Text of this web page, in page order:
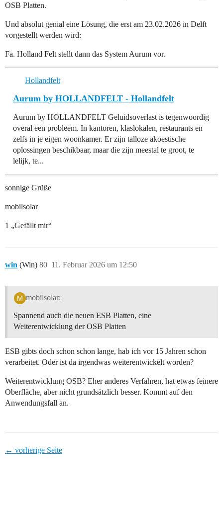
OSB Platten.
Und absolut genial eine Lösung, die erst am 23.02.2026 in Delft
vorgestellt werden wird:
Fa. Holland Felt stellt dann das System Aurum vor.
Hollandfelt
Aurum by HOLLANDFELT - Hollandfelt
Aurum by HOLLANDFELT Geluidsoverlast is tegenwoordig
overal een probleem. In kantoren, klaslokalen, restaurants en
zelfs in je eigen woonkamer. Er zijn talloze akoestische
oplossingen beschikbaar, maar die zijn meestal te groot, te
lelijk, te...
sonnige Grüße
mobilsolar
1 „Gefällt mir“
win (Win) 11. Februar 2026 um 12:50
80
mobilsolar:
Spannend auch die neuen ESB Platten, eine
Weiterentwicklung der OSB Platten
ESB gibts doch schon schon lange, hab ich vor 15 Jahren schon
verarbeitet. Oder ist da irgendwas weiterentwickelt worden?
Weiterentwicklung OSB? Eher anderes Verfahren, hat etwas feinere
Oberfläche, aber nicht grundsätzlich besser. Kommt auf den
Anwendungsfall an.
← vorherige Seite